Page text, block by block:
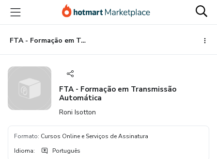
para
conteúdo
principal
para
pagamento
para
rodapé
FTA - Formação em Transmissão Automática
FTA - Formação em Transmissão
Automática
Roni Isotton
Formato: Cursos Online e Serviços de Assinatura
Idioma: Português